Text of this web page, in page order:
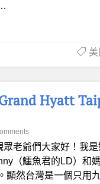
Hyatt
眾老爺們大家好！我
（鱷魚君的LD）和
顯然台灣是一個只用